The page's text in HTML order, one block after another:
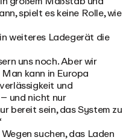
spielt es keine Rolle, wie
weiteres Ladegerät die
uns noch. Aber wir
kann in Europa
und
und nicht nur
bereit sein, das System zu
suchen, das Laden